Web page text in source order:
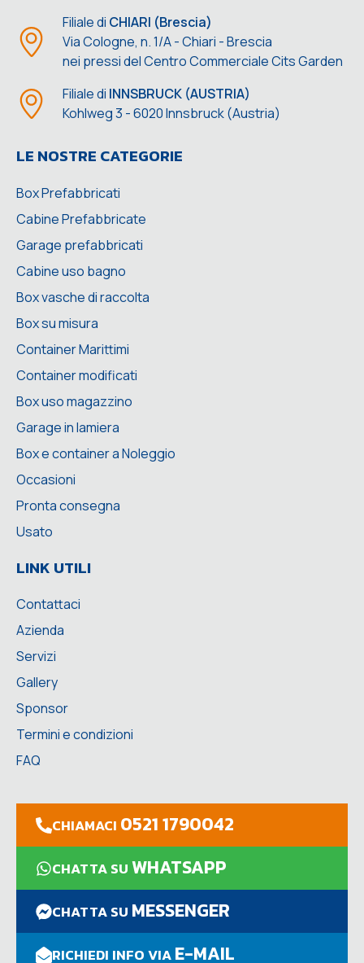
Filiale di CHIARI (Brescia)
Via Cologne, n. 1/A - Chiari - Brescia
nei pressi del Centro Commerciale Cits Garden
Filiale di INNSBRUCK (AUSTRIA)
Kohlweg 3 - 6020 Innsbruck (Austria)
LE NOSTRE CATEGORIE
Box Prefabbricati
Cabine Prefabbricate
Garage prefabbricati
Cabine uso bagno
Box vasche di raccolta
Box su misura
Container Marittimi
Container modificati
Box uso magazzino
Garage in lamiera
Box e container a Noleggio
Occasioni
Pronta consegna
Usato
LINK UTILI
Contattaci
Azienda
Servizi
Gallery
Sponsor
Termini e condizioni
FAQ
CHIAMACI 0521 1790042
CHATTA SUWHATSAPP
CHATTA SU MESSENGER
RICHIEDI INFO VIAE-MAIL